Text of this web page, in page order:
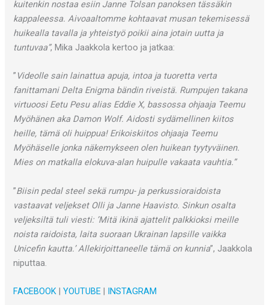
kuitenkin nostaa esiin Janne Tolsan panoksen tässäkin
kappaleessa. Aivoaaltomme kohtaavat musan tekemisessä
huikealla tavalla ja yhteistyö poikii aina jotain uutta ja
tuntuvaa”, Mika Jaakkola kertoo ja jatkaa:
” Videolle sain lainattua apuja, intoa ja tuoretta verta
fanittamani Delta Enigma bändin riveistä. Rumpujen takana
virtuoosi Eetu Pesu alias Eddie X, bassossa ohjaaja Teemu
Myöhänen aka Damon Wolf. Aidosti sydämellinen kiitos
heille, tämä oli huippua! Erikoiskiitos ohjaaja Teemu
Myöhäselle jonka näkemykseen olen huikean tyytyväinen.
Mies on matkalla elokuva-alan huipulle vakaata vauhtia.”
”Biisin pedal steel sekä rumpu- ja perkussioraidoista
vastaavat veljekset Olli ja Janne Haavisto. Sinkun osalta
veljeksiltä tuli viesti: ’Mitä ikinä ajattelit palkkioksi meille
noista raidoista, laita suoraan Ukrainan lapsille vaikka
Unicefin kautta.’ Allekirjoittaneelle tämä on kunnia”, Jaakkola
niputtaa.
FACEBOOK|YOUTUBE| INSTAGRAM